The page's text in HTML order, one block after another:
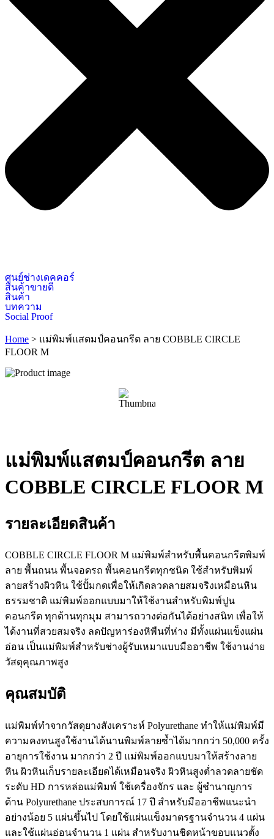
ศูนย์ช่างเดคคอร์
สินค้าขายดี
สินค้า
บทความ
Social Proof
Home > แม่พิมพ์แสตมป์คอนกรีต ลาย COBBLE CIRCLE
FLOOR M
แม่พิมพ์แสตมป์คอนกรีต ลาย
COBBLE CIRCLE FLOOR M
รายละเอียดสินค้า
COBBLE CIRCLE FLOOR M แม่พิมพ์สำหรับพื้นคอนกรีตพิมพ์
ลาย พื้นถนน พื้นจอดรถ พื้นคอนกรีตทุกชนิด ใช้สำหรับพิมพ์
ลายสร้างผิวหิน ใช้ปั้มกดเพื่อให้เกิดลวดลายสมจริงเหมือนหิน
ธรรมชาติ แม่พิมพ์ออกแบบมาให้ใช้งานสำหรับพิมพ์ปูน
คอนกรีต ทุกด้านทุกมุม สามารถวางต่อกันได้อย่างสนิท เพื่อให้
ได้งานที่สวยสมจริง ลดปัญหาร่องหิพืนที่ห่าง มีทั้งแผ่นแข็งแผ่น
อ่อน เป็นแม่พิมพ์สำหรับช่างผู้รับเหมาแบบมืออาชีพ ใช้งานง่าย
วัสดุคุณภาพสูง
คุณสมบัติ
แม่พิมพ์ทำจากวัสดุยางสังเคราะห์ Polyurethane ทำให้แม่พิมพ์มี
ความคงทนสูงใช้งานได้นานพิมพ์ลายซ้ำได้มากกว่า 50,000 ครั้ง
อายุการใช้งาน มากกว่า 2 ปี แม่พิมพ์ออกแบบมาให้สร้างลาย
หิน ผิวหินเก็บรายละเอียดได้เหมือนจริง ผิวหินสูงต่ำลวดลายชัด
ระดับ HD การหล่อแม่พิมพ์ ใช้เครื่องจักร และ ผู้ชำนาญการ
ด้าน Polyurethane ประสบการณ์ 17 ปี สำหรับมืออาชีพแนะนำ
อย่างน้อย 5 แผ่นขึ้นไป โดยใช้แผ่นแข็งมาตรฐานจำนวน 4 แผ่น
และใช้แผ่นอ่อนจำนวน 1 แผ่น สำหรับงานชิดหน้าขอบแนวตั้ง